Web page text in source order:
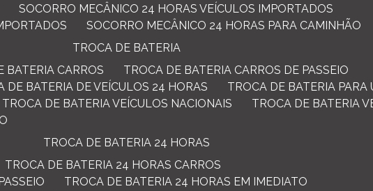
SOCORRO MECÂNICO 24 HORAS VEÍCULOS IMPORTADOS
SOCORRO MECÂNICO 24 HORAS PARA CAMINHÃO
TROCA DE BATERIA
BATERIA CARROS
TROCA DE BATERIA CARROS DE PASSEIO
DE BATERIA DE VEÍCULOS 24 HORAS
TROCA DE BATERIA
TROCA DE BATERIA VEÍCULOS NACIONAIS
TROCA DE BATERIA
TROCA DE BATERIA 24 HORAS
TROCA DE BATERIA 24 HORAS CARROS
TROCA DE BATERIA 24 HORAS EM IMEDIATO